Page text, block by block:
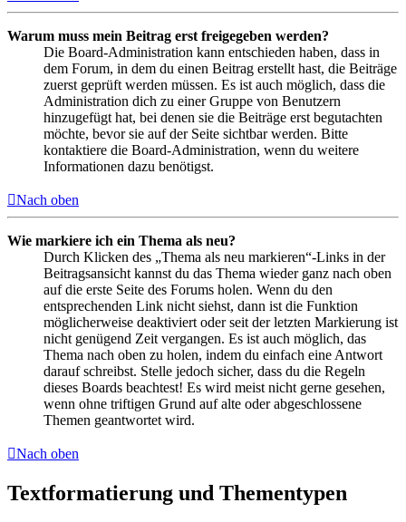
Warum muss mein Beitrag erst freigegeben werden?
Die Board-Administration kann entschieden haben, dass in
dem Forum, in dem du einen Beitrag erstellt hast, die Beiträge
zuerst geprüft werden müssen. Es ist auch möglich, dass die
Administration dich zu einer Gruppe von Benutzern
hinzugefügt hat, bei denen sie die Beiträge erst begutachten
möchte, bevor sie auf der Seite sichtbar werden. Bitte
kontaktiere die Board-Administration, wenn du weitere
Informationen dazu benötigst.
Nach oben
Wie markiere ich ein Thema als neu?
Durch Klicken des „Thema als neu markieren“-Links in der
Beitragsansicht kannst du das Thema wieder ganz nach oben
auf die erste Seite des Forums holen. Wenn du den
entsprechenden Link nicht siehst, dann ist die Funktion
möglicherweise deaktiviert oder seit der letzten Markierung ist
nicht genügend Zeit vergangen. Es ist auch möglich, das
Thema nach oben zu holen, indem du einfach eine Antwort
darauf schreibst. Stelle jedoch sicher, dass du die Regeln
dieses Boards beachtest! Es wird meist nicht gerne gesehen,
wenn ohne triftigen Grund auf alte oder abgeschlossene
Themen geantwortet wird.
Nach oben
Textformatierung und Thementypen